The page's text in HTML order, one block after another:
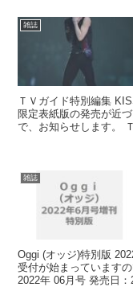
雑誌
ＴＶガイド特別編集
限定表紙版の発売が近
で、お知らせします。
雑誌
Oggi (オッジ)特別版
受付が始まっています
2022年 06月号 発売日